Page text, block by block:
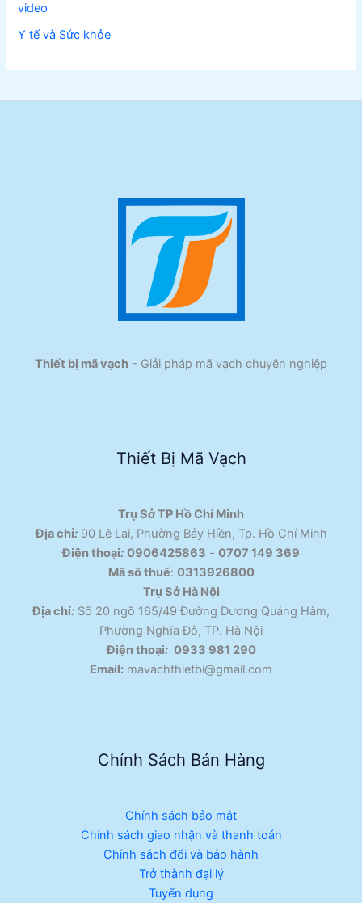
video
Y tế và Sức khỏe
Thiết bị mã vạch - Giải pháp mã vạch chuyên nghiệp
Thiết Bị Mã Vạch
Trụ Sở TP Hồ Chí Minh
Địa chỉ:90 Lê Lai, Phường Bảy Hiền, Tp. Hồ Chí Minh
Điện thoại: 0906425863 - 0707 149 369
Mã số thuế: 0313926800
Trụ Sở Hà Nội
Địa chỉ: Số 20 ngõ 165/49 Đường Dương Quảng Hàm,
Phường Nghĩa Đô, TP. Hà Nội
Điện thoại: 0933 981 290
Email: mavachthietbi@gmail.com
Chính Sách Bán Hàng
Chính sách bảo mật
Chính sách giao nhận và thanh toán
Chính sách đổi và bảo hành
Trở thành đại lý
Tuyển dụng